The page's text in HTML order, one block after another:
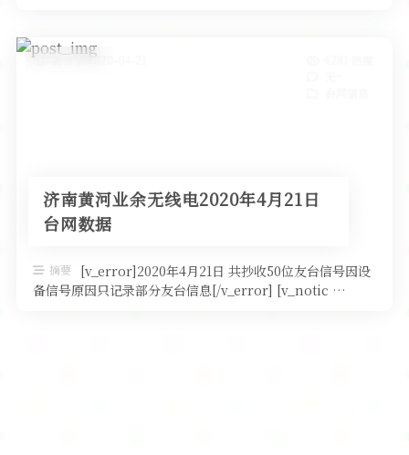
发布于 2020-04-21
济南黄河业余无线电2020年4月21日
台网数据
摘要
[v_error]2020年4月21日 共抄收50位友台信号因设
备信号原因只记录部分友台信息[/v_error] [v_notic …